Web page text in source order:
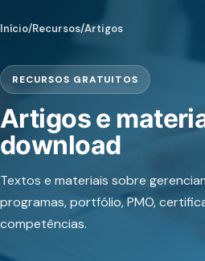
Início/Recursos/Artigos
RECURSOS GRATUITOS
Artigos e
download
Textos e materiais sobre
programas, portfólio, PMO,
competências.